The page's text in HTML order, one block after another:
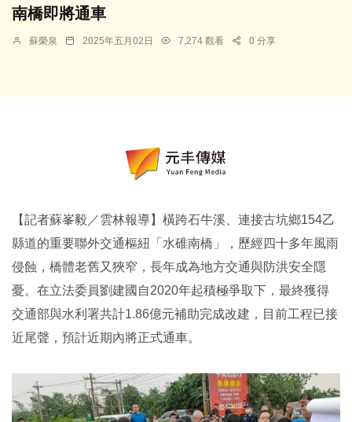
南橋即將通車
蘇榮泉 2025年五月02日 7,274 觀看 0 分享
【記者蘇峯毅／雲林報導】橫跨石牛溪、連接古坑鄉154乙
縣道的重要聯外交通樞紐「水碓南橋」，歷經四十多年風雨
侵蝕，橋體老舊又狹窄，長年成為地方交通與防洪安全隱
憂。在立法委員劉建國自2020年起積極爭取下，最終獲得
交通部與水利署共計1.86億元補助完成改建，目前工程已接
近尾聲，預計近期內將正式通車。